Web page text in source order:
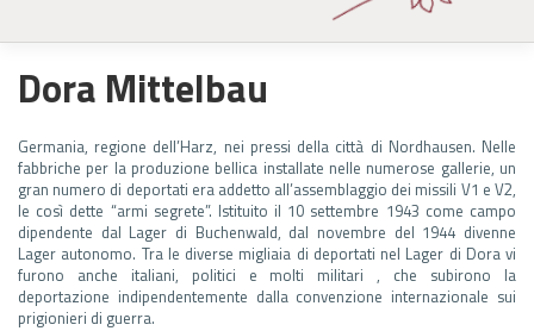
Dora Mittelbau
Germania, regione dell’Harz, nei pressi della città di Nordhausen. Nelle
fabbriche per la produzione bellica installate nelle numerose gallerie, un
gran numero di deportati era addetto all’assemblaggio dei missili V1 e V2,
le così dette “armi segrete”. Istituito il 10 settembre 1943 come campo
dipendente dal Lager di Buchenwald, dal novembre del 1944 divenne
Lager autonomo. Tra le diverse migliaia di deportati nel Lager di Dora vi
furono anche italiani, politici e molti militari , che subirono la
deportazione indipendentemente dalla convenzione internazionale sui
prigionieri di guerra.